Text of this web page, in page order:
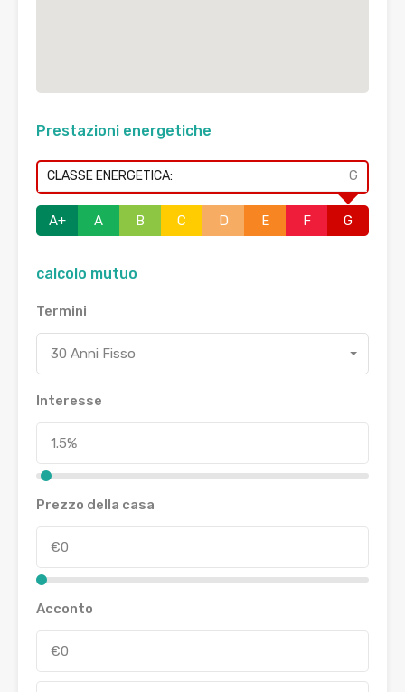
Prestazioni energetiche
CLASSE ENERGETICA: G
A+ A B C D E F G
calcolo mutuo
Termini
30 Anni Fisso
Interesse
Prezzo della casa
Acconto